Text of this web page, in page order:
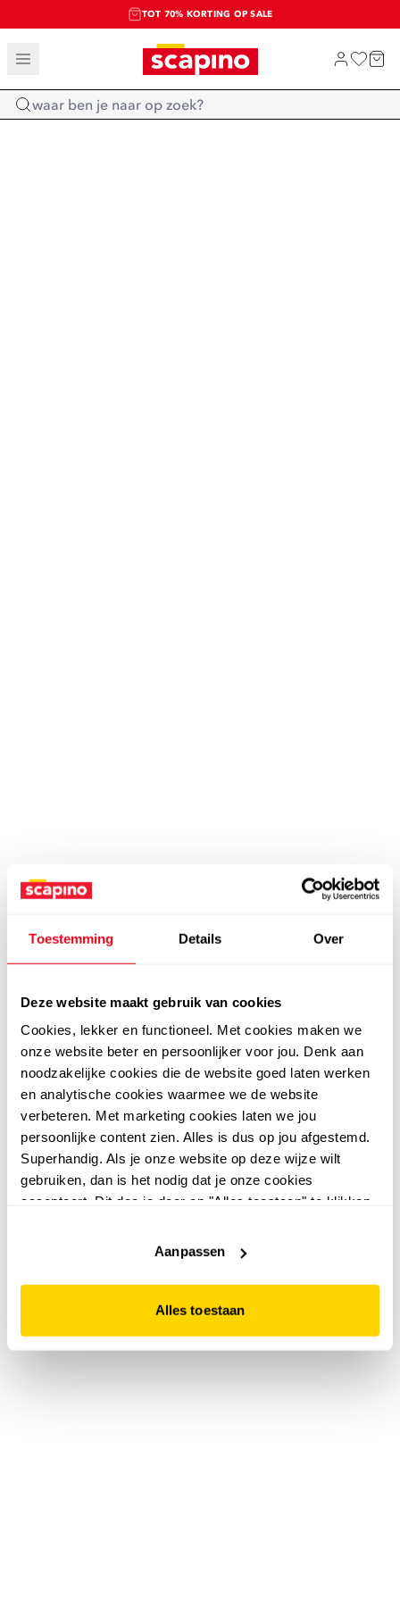
Toestemming Details Over
Deze website maakt gebruik van cookies
Cookies, lekker en functioneel. Met cookies maken we
onze website beter en persoonlijker voor jou. Denk aan
noodzakelijke cookies die de website goed laten werken
en analytische cookies waarmee we de website
verbeteren. Met marketing cookies laten we jou
persoonlijke content zien. Alles is dus op jou afgestemd.
Superhandig. Als je onze website op deze wijze wilt
gebruiken, dan is het nodig dat je onze cookies
accepteert. Dit doe je door op "Alles toestaan" te klikken.
website niet optimaal functioneert.
Aanpassen
Alles toestaan
TOT 70% KORTING OP SALE
SALE: LAATSTE KANS!
SHOP NIEUW
Home